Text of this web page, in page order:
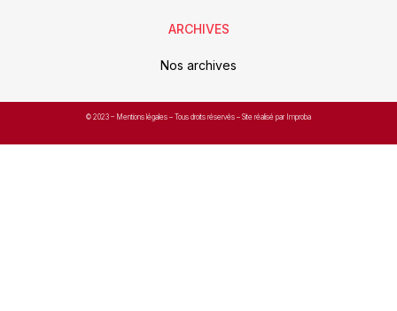
ARCHIVES
Nos archives
© 2023 – Mentions légales – Tous droits réservés – Site réalisé par Improba